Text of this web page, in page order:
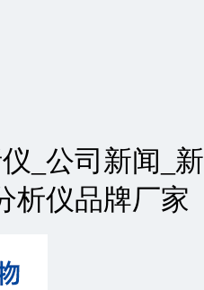
_公司新闻_
析仪品牌厂家